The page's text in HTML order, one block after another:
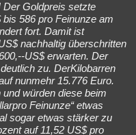
Literatur
Gaming Filme
Allmystery English
Neue Geschlossen
Goldpreis setzte
586 pro Feinunze am
fort. Damit ist
nachhaltig überschritten
US$ erwarten. Der
zu. DerKilobarren
nunmehr 15.776 Euro.
würden diese beim
Feinunze“ etwas
sogar etwas stärker zu
auf 11,52 US$ pro